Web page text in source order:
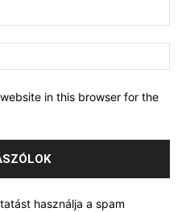
in this browser for the
használja a spam